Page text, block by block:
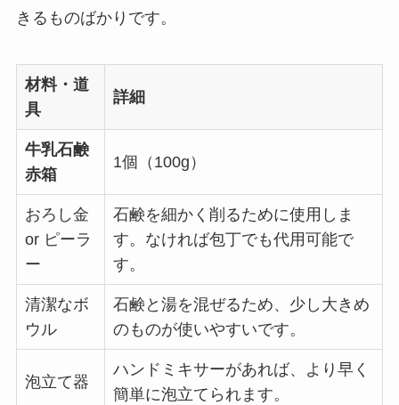
きるものばかりです。
材料・道
具
詳細
牛乳石鹸
赤箱
1個（100g）
おろし金
or ピーラ
ー
石鹸を細かく削るために使用しま
す。なければ包丁でも代用可能で
す。
清潔なボ
ウル
石鹸と湯を混ぜるため、少し大きめ
のものが使いやすいです。
泡立て器
ハンドミキサーがあれば、より早く
簡単に泡立てられます。